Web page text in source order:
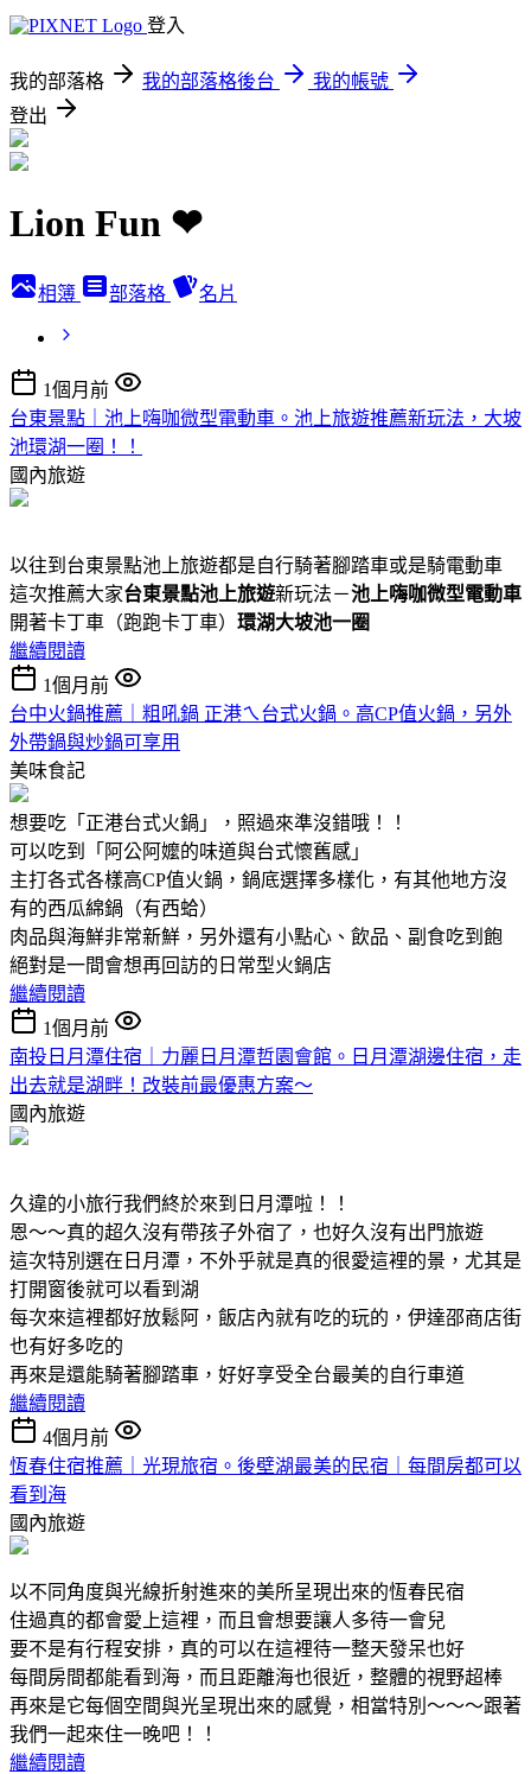
登入
我的部落格 我的部落格後台
我的帳號
登出
Lion Fun ❤
相簿 部落格 名片
1個月前
台東景點｜池上嗨咖微型電動車。池上旅遊推薦新玩法，大坡
池環湖一圈！！
國內旅遊
以往到台東景點池上旅遊都是自行騎著腳踏車或是騎電動車
這次推薦大家台東景點池上旅遊新玩法－池上嗨咖微型電動車
開著卡丁車（跑跑卡丁車） 環湖大坡池一圈
繼續閱讀
1個月前
台中火鍋推薦｜粗吼鍋 正港ㄟ台式火鍋。高CP值火鍋，另外
外帶鍋與炒鍋可享用
美味食記
想要吃「正港台式火鍋」，照過來準沒錯哦！！
可以吃到「阿公阿嬤的味道與台式懷舊感」
主打各式各樣高CP值火鍋，鍋底選擇多樣化，有其他地方沒
有的西瓜綿鍋（有西蛤）
肉品與海鮮非常新鮮，另外還有小點心、飲品、副食吃到飽
絕對是一間會想再回訪的日常型火鍋店
繼續閱讀
1個月前
南投日月潭住宿｜力麗日月潭哲園會館。日月潭湖邊住宿，走
出去就是湖畔！改裝前最優惠方案～
國內旅遊
久違的小旅行我們終於來到日月潭啦！！
恩～～真的超久沒有帶孩子外宿了，也好久沒有出門旅遊
這次特別選在日月潭，不外乎就是真的很愛這裡的景，尤其是
打開窗後就可以看到湖
每次來這裡都好放鬆阿，飯店內就有吃的玩的，伊達邵商店街
也有好多吃的
再來是還能騎著腳踏車，好好享受全台最美的自行車道
繼續閱讀
4個月前
恆春住宿推薦｜光現旅宿。後壁湖最美的民宿｜每間房都可以
看到海
國內旅遊
以不同角度與光線折射進來的美所呈現出來的恆春民宿
住過真的都會愛上這裡，而且會想要讓人多待一會兒
要不是有行程安排，真的可以在這裡待一整天發呆也好
每間房間都能看到海，而且距離海也很近，整體的視野超棒
再來是它每個空間與光呈現出來的感覺，相當特別～～～跟著
我們一起來住一晚吧！！
繼續閱讀